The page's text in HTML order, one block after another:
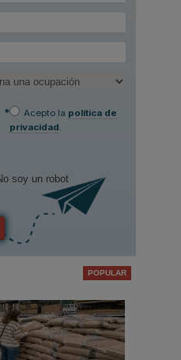
*
Acepto la política de
privacidad.
soy un robot